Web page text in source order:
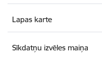
Lapas karte
Sīkdatņu izvēles maiņa